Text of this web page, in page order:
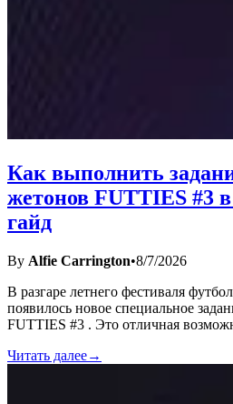
Как выполнить
жетонов FUTTIES #3
гайд
By Alfie Carrington•8/7/2026
В разгаре летнего фестиваля
появилось новое специальное
FUTTIES #3 . Это отличная
Читать далее→